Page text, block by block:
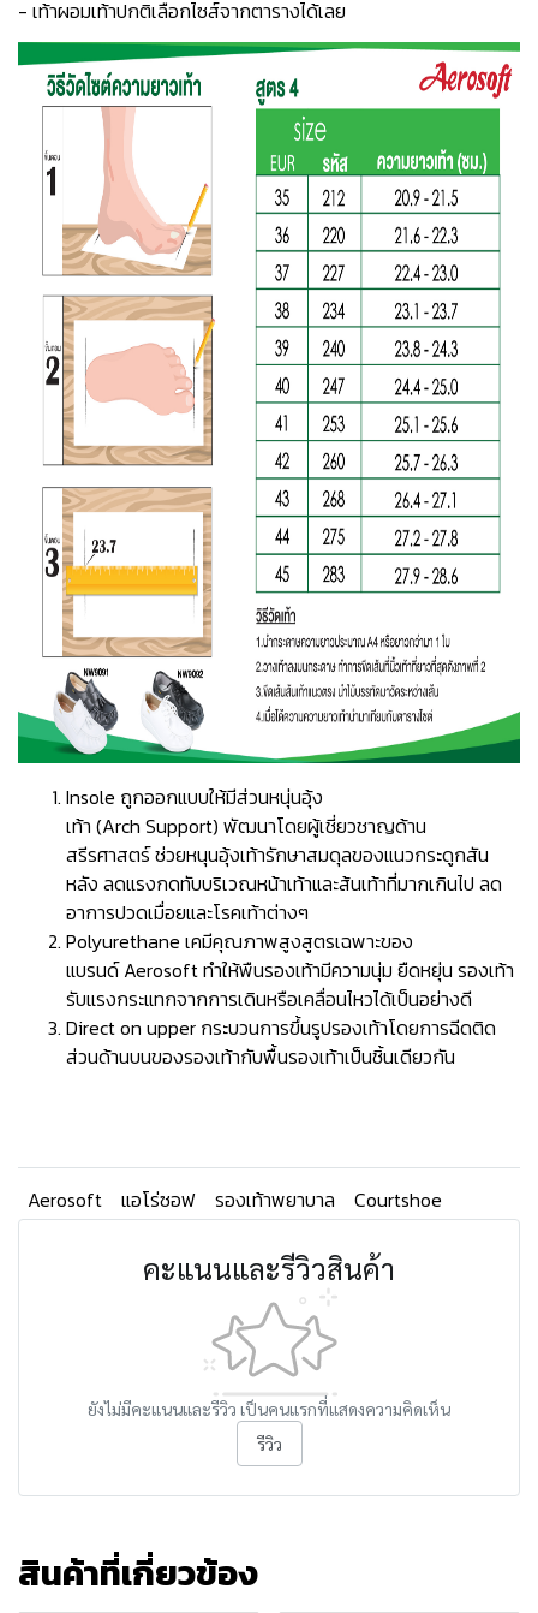
- เท้าผอมเท้าปกติเลือกไซส์จากตารางได้เลย
Insole ถูกออกแบบให้มีส่วนหนุ่นอุ้ง
เท้า (Arch Support) พัฒนาโดยผู้เชี่ยวชาญด้าน
สรีรศาสตร์ ช่วยหนุนอุ้งเท้ารักษาสมดุลของแนวกระดูกสัน
หลัง ลดแรงกดทับบริเวณหน้าเท้าและส้นเท้าที่มากเกินไป ลด
อาการปวดเมื่อยและโรคเท้าต่างๆ
Polyurethane เคมีคุณภาพสูงสูตรเฉพาะของ
แบรนด์ Aerosoft ทำให้พืนรองเท้ามีความนุ่ม ยืดหยุ่น รองเท้า
รับแรงกระแทกจากการเดินหรือเคลื่อนไหวได้เป็นอย่างดี
Direct on upper กระบวนการขึ้นรูปรองเท้าโดยการฉีดติด
ส่วนด้านบนของรองเท้ากับพื้นรองเท้าเป็นชิ้นเดียวกัน
Aerosoft แอโร่ซอฟ รองเท้าพยาบาล Courtshoe
คะแนนและรีวิวสินค้า
ยังไม่มีคะแนนและรีวิว เป็นคนแรกที่แสดงความคิดเห็น
รีวิว
สินค้าที่เกี่ยวข้อง